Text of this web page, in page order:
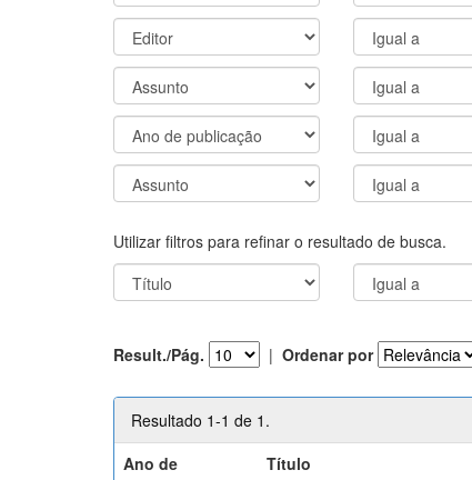
Utilizar filtros para refinar o resultado de busca.
Result./Pág. | Ordenar por
Resultado 1-1 de 1.
Ano de
Título